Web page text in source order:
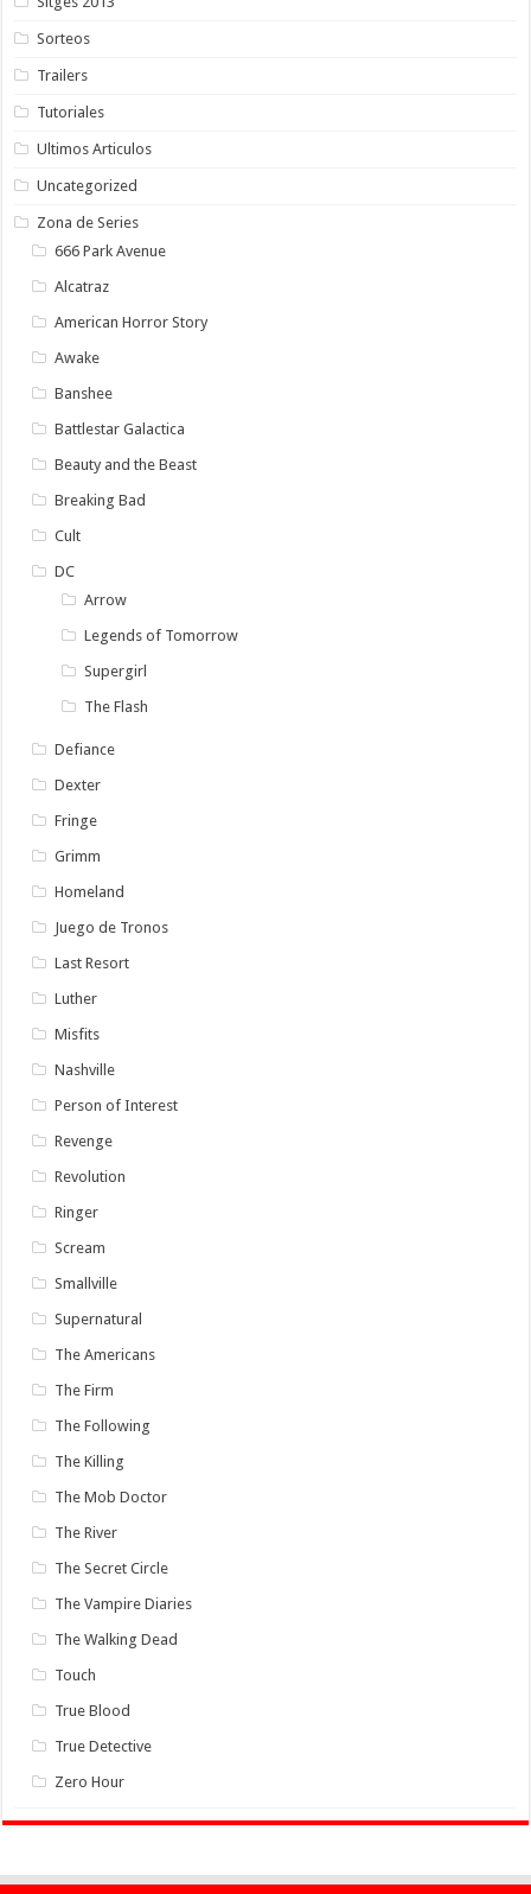
Sorteos
Trailers
Tutoriales
Ultimos Articulos
Uncategorized
Zona de Series
666 Park Avenue
Alcatraz
American Horror Story
Awake
Banshee
Battlestar Galactica
Beauty and the Beast
Breaking Bad
Cult
DC
Arrow
Legends of Tomorrow
Supergirl
The Flash
Defiance
Dexter
Fringe
Grimm
Homeland
Juego de Tronos
Last Resort
Luther
Misfits
Nashville
Person of Interest
Revenge
Revolution
Ringer
Scream
Smallville
Supernatural
The Americans
The Firm
The Following
The Killing
The Mob Doctor
The River
The Secret Circle
The Vampire Diaries
The Walking Dead
Touch
True Blood
True Detective
Zero Hour